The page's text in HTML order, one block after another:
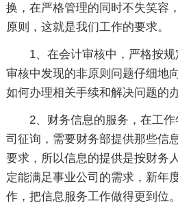
换，在严格管理的同时不失笑容
原则，这就是我们工作的要求。
1、在会计审核中，严格按
审核中发现的非原则问题仔细地
如何办理相关手续和解决问题的办
2、财务信息的服务，在工
司征询，需要财务部提供那些信
要求，所以信息的提供是按财务
定能满足事业公司的需求，新年
作，把信息服务工作做得更到位。